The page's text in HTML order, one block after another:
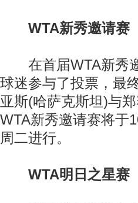
WTA新秀邀请赛
在首届WTA新秀邀
球迷参与了投票，最
亚斯(哈萨克斯坦)与
WTA新秀邀请赛将于
周二进行。
WTA明日之星赛